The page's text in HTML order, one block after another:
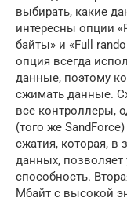
выбирать, какие
интересны опции
байты» и «Full
опция всегда
данные, поэтому
сжимать данные.
все контроллеры,
(того же
сжатия, которая, в
данных, позволяет
способность.
Мбайт с высокой